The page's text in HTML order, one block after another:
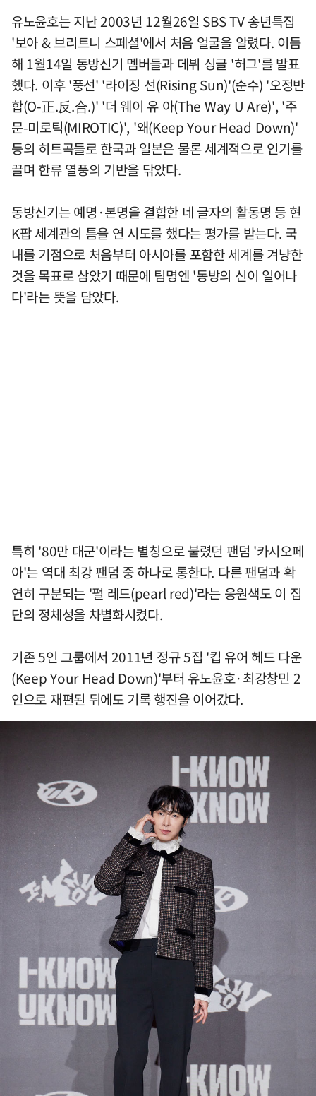
유노윤호는 지난 2003년 12월26일 SBS TV 송년특집
'보아 & 브리트니 스페셜'에서 처음 얼굴을 알렸다. 이듬
해 1월14일 동방신기 멤버들과 데뷔 싱글 '허그'를 발표
했다. 이후 '풍선' '라이징 선(Rising Sun)'(순수) '오정반
합(O-正.反.合.)' '더 웨이 유 아(The Way U Are)', '주
문-미로틱(MIROTIC)', '왜(Keep Your Head Down)'
등의 히트곡들로 한국과 일본은 물론 세계적으로 인기를
끌며 한류 열풍의 기반을 닦았다.
동방신기는 예명·본명을 결합한 네 글자의 활동명 등 현
K팝 세계관의 틈을 연 시도를 했다는 평가를 받는다. 국
내를 기점으로 처음부터 아시아를 포함한 세계를 겨냥한
것을 목표로 삼았기 때문에 팀명엔 '동방의 신이 일어나
다'라는 뜻을 담았다.
특히 '80만 대군'이라는 별칭으로 불렸던 팬덤 '카시오페
아'는 역대 최강 팬덤 중 하나로 통한다. 다른 팬덤과 확
연히 구분되는 '펄 레드(pearl red)'라는 응원색도 이 집
단의 정체성을 차별화시켰다.
기존 5인 그룹에서 2011년 정규 5집 '킵 유어 헤드 다운
(Keep Your Head Down)'부터 유노윤호·최강창민 2
인으로 재편된 뒤에도 기록 행진을 이어갔다.